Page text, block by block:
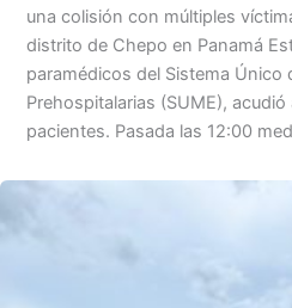
una colisión con múltiples
distrito de Chepo en Panamá
paramédicos del Sistema Único
Prehospitalarias (SUME),
pacientes. Pasada las 12:00